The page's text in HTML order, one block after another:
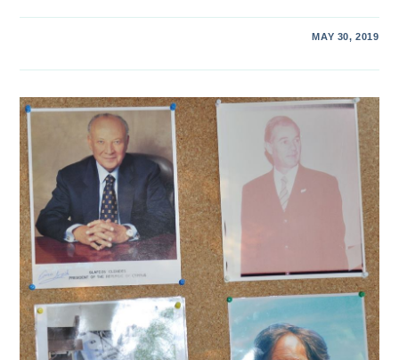
MAY 30, 2019